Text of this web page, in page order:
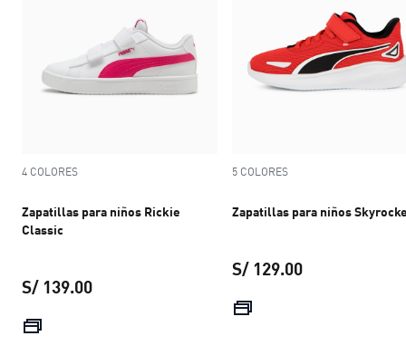
4 COLORES
Zapatillas para niños Rickie
Classic
S/ 139.00
5 COLORES
Zapatillas para niños
S/ 129.00